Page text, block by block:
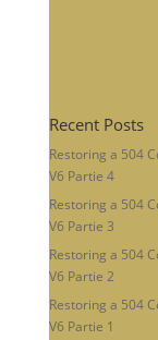
Recent Posts
Restoring a 504
V6 Partie 4
Restoring a 504
V6 Partie 3
Restoring a 504
V6 Partie 2
Restoring a 504
V6 Partie 1